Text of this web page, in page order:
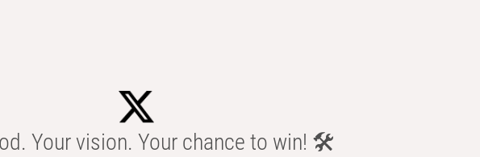
Your vision. Your chance to win! 🛠️